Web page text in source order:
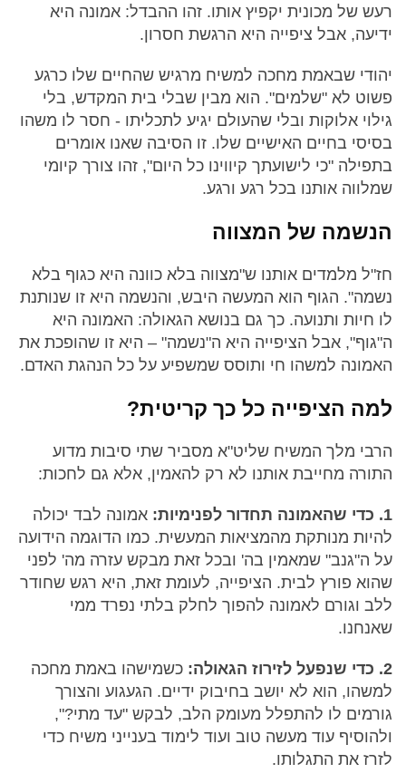
רעש של מכונית יקפיץ אותו. זהו ההבדל: אמונה היא
ידיעה, אבל ציפייה היא הרגשת חסרון.
יהודי שבאמת מחכה למשיח מרגיש שהחיים שלו כרגע
פשוט לא "שלמים". הוא מבין שבלי בית המקדש, בלי
גילוי אלוקות ובלי שהעולם יגיע לתכליתו - חסר לו משהו
בסיסי בחיים האישיים שלו. זו הסיבה שאנו אומרים
בתפילה "כי לישועתך קיווינו כל היום", זהו צורך קיומי
שמלווה אותנו בכל רגע ורגע.
הנשמה של המצווה
חז"ל מלמדים אותנו ש"מצווה בלא כוונה היא כגוף בלא
נשמה". הגוף הוא המעשה היבש, והנשמה היא זו שנותנת
לו חיות ותנועה. כך גם בנושא הגאולה: האמונה היא
ה"גוף", אבל הציפייה היא ה"נשמה" – היא זו שהופכת את
האמונה למשהו חי ותוסס שמשפיע על כל הנהגת האדם.
למה הציפייה כל כך קריטית?
הרבי מלך המשיח שליט"א מסביר שתי סיבות מדוע
התורה מחייבת אותנו לא רק להאמין, אלא גם לחכות:
1. כדי שהאמונה תחדור לפנימיות:
אמונה לבד יכולה
להיות מנותקת מהמציאות המעשית. כמו הדוגמה הידועה
על ה"גנב" שמאמין בה' ובכל זאת מבקש עזרה מה' לפני
שהוא פורץ לבית. הציפייה, לעומת זאת, היא רגש שחודר
ללב וגורם לאמונה להפוך לחלק בלתי נפרד ממי
שאנחנו.
2. כדי שנפעל לזירוז הגאולה:
כשמישהו באמת מחכה
למשהו, הוא לא יושב בחיבוק ידיים. הגעגוע והצורך
גורמים לו להתפלל מעומק הלב, לבקש "עד מתי?",
ולהוסיף עוד מעשה טוב ועוד לימוד בענייני משיח כדי
לזרז את התגלותו.